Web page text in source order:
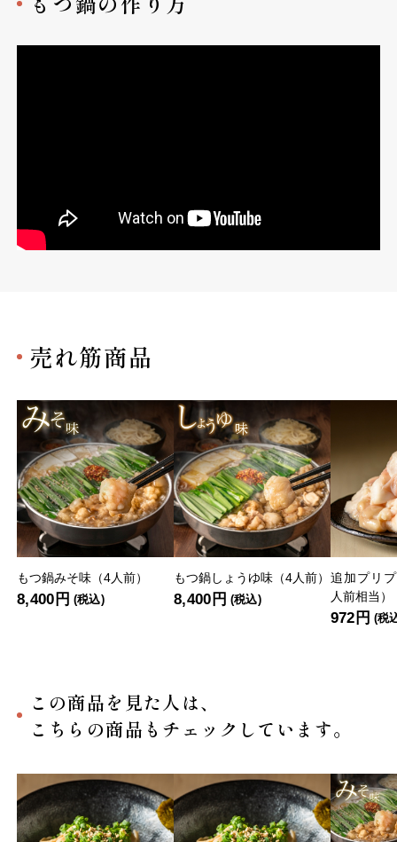
売れ筋商品
もつ鍋みそ味（4人前）
8,400円 (税込)
もつ鍋しょうゆ味（4人前）
8,400円 (税込)
追加プリ
人前相当）
972円 (税
この商品を見た人は、
こちらの商品もチェックしています。